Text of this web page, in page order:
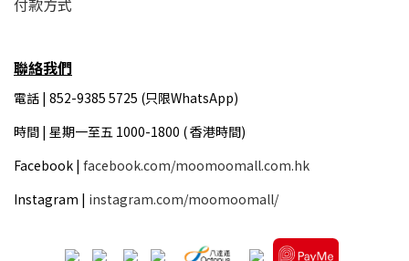
付款方式
聯絡我們
電話 | 852-9385 5725 (只限WhatsApp)
時間 | 星期一至五 1000-1800 ( 香港時間)
Facebook | facebook.com/moomoomall.com.hk
Instagram | instagram.com/moomoomall/